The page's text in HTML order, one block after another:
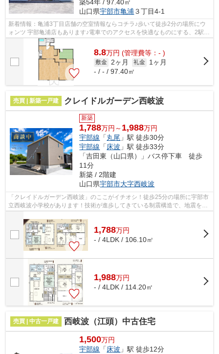
築54年 / 97.40㎡
山口県宇部市亀浦 ３丁目4-1
新着情報：亀浦3丁目店舗の空室情報ならコチラ♪歩いて徒歩2分の場所にウ
ォンツ 宇部亀浦店もあります♪電車でのアクセスを快適なものにする、2駅利
用可能な物件です(^_^)
8.8万円 (管理費等：- )
敷金 2ヶ月 礼金
1ヶ月
- / - / 97.40㎡
売買 | 新築一戸建 クレイドルガーデン西岐波
新築
1,788万円～ 1,988万円
宇部線 「丸尾 」駅 徒歩30分
宇部線 「床波 」駅 徒歩33分
「吉田東（山口県）」バス停下車 徒歩
11分
新築 / 2階建
山口県宇部市大字西岐波
「クレイドルガーデン西岐波」のここがイチオシ！徒歩25分の場所に宇部市
立西岐波小学校があります！技術が進歩してきている制震構造で、地震を防
1,788万円
- / 4LDK / 106.10㎡
1,988万円
- / 4LDK / 114.20㎡
売買 | 中古一戸建 西岐波（江頭）中古住宅
1,500万円
宇部線 「 床波 」駅 徒歩12分